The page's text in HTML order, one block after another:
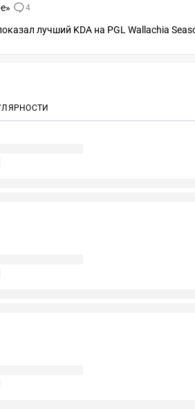
4
лучший KDA на PGL Wallachia